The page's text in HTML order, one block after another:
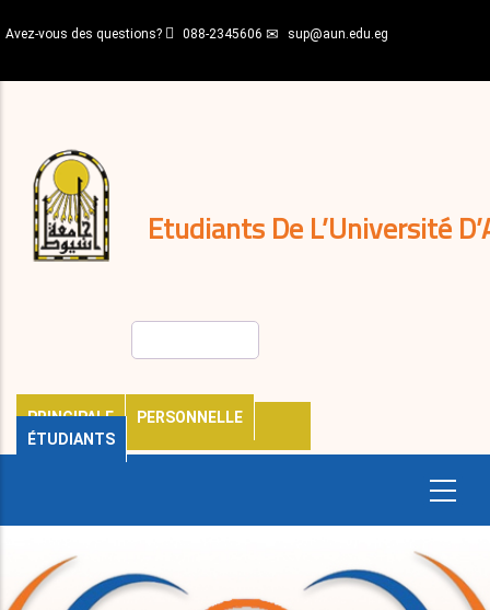
au
principal
Avez-vous des questions? 088-2345606 sup@aun.edu.eg
Etudiants De L’Université
PRINCIPALE
PERSONNELLE
ÉTUDIANTS
décisions
Expatriés
Journal